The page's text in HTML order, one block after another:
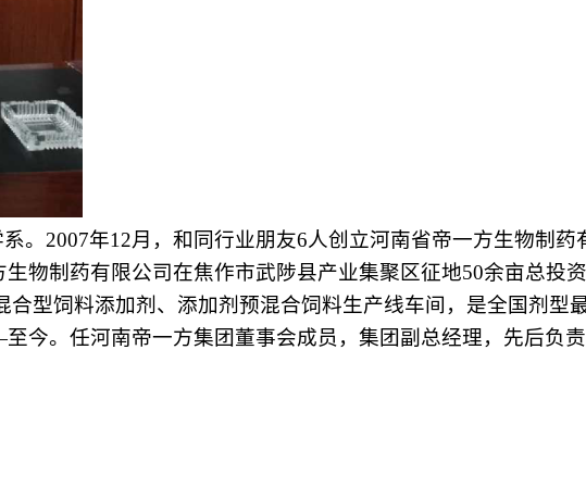
。2007年12月，和同行业朋友6人创立河南省帝一方生物制药
物制药有限公司在焦作市武陟县产业集聚区征地50余亩总投资
型饲料添加剂、添加剂预混合饲料生产线车间，是全国剂型
今。任河南帝一方集团董事会成员，集团副总经理，先后负